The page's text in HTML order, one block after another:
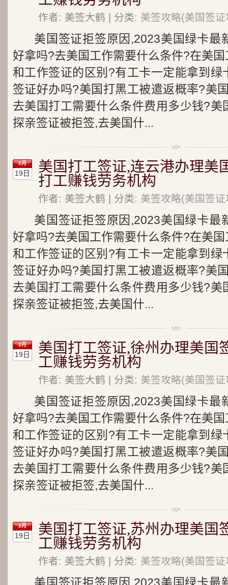
作者: 美签大鹤 | 分类: 美签攻略(美国签证
美国签证拒签原因,2023美国绿卡最
好拿吗?去美国工作需要什么条件?在美
和工作签证的区别?有工卡一定能拿到绿
签证好办吗?美国打黑工被遣返概率?美
去美国打工需要什么条件费用多少钱?美
探亲签证被拒签,去美国什...
2月
19日
美国打工签证,连云港办理美
打工赚钱劳务机构
作者: 美签大鹤 | 分类: 美签攻略(美国签证
美国签证拒签原因,2023美国绿卡最
好拿吗?去美国工作需要什么条件?在美
和工作签证的区别?有工卡一定能拿到绿
签证好办吗?美国打黑工被遣返概率?美
去美国打工需要什么条件费用多少钱?美
探亲签证被拒签,去美国什...
2月
19日
美国打工签证,徐州办理美国
工赚钱劳务机构
作者: 美签大鹤 | 分类: 美签攻略(美国签证
美国签证拒签原因,2023美国绿卡最
好拿吗?去美国工作需要什么条件?在美
和工作签证的区别?有工卡一定能拿到绿
签证好办吗?美国打黑工被遣返概率?美
去美国打工需要什么条件费用多少钱?美
探亲签证被拒签,去美国什...
2月
19日
美国打工签证,苏州办理美国
工赚钱劳务机构
作者: 美签大鹤 | 分类: 美签攻略(美国签证